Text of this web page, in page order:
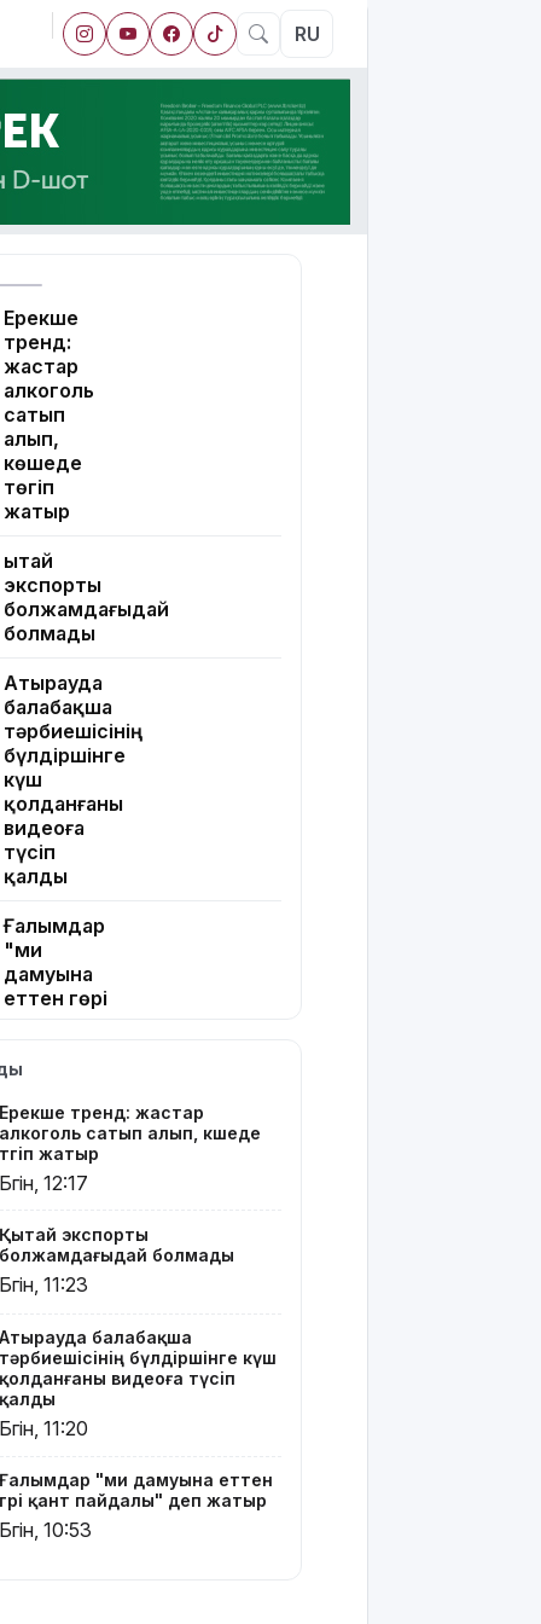
RU
Ерекше
тренд:
жастар
алкоголь
сатып
алып,
көшеде
төгіп
жатыр
Қытай
экспорты
болжамдағыдай
болмады
Атырауда
балабақша
тәрбиешісінің
бүлдіршінге
күш
қолданғаны
видеоға
түсіп
қалды
Ғалымдар
"ми
дамуына
еттен гөрі
деп жатыр
Атырауда
ер адам 12
қызды
жұмсап,
зорламақ
болған
Жапонияда
жойқын
тайфун:
жүздеген
рейс
Испанияның
Сеута
Ерекше тренд: жастар
алкоголь сатып алып, көшеде
төгіп жатыр
Бүгін, 12:17
Қытай экспорты
болжамдағыдай болмады
Бүгін, 11:23
Атырауда балабақша
тәрбиешісінің бүлдіршінге күш
қолданғаны видеоға түсіп
қалды
Бүгін, 11:20
Ғалымдар "ми дамуына еттен
гөрі қант пайдалы" деп жатыр
Бүгін, 10:53